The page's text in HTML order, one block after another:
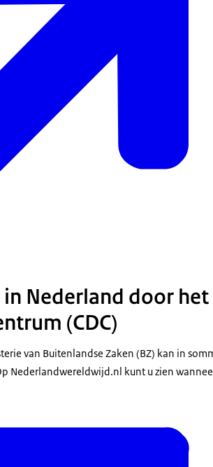
Nederland door
(CDC)
van Buitenlandse Zaken (BZ) kan in
Nederlandwereldwijd.nl kunt u zien